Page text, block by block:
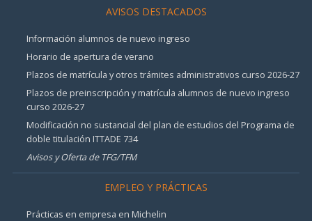
AVISOS DESTACADOS
Información alumnos de nuevo ingreso
Horario de apertura de verano
Plazos de matrícula y otros trámites administrativos curso 2026-27
Plazos de preinscripción y matrícula alumnos de nuevo ingreso
curso 2026-27
Modificación no sustancial del plan de estudios del Programa de
doble titulación ITTADE 734
Avisos y Oferta de TFG/TFM
EMPLEO Y PRÁCTICAS
Prácticas en empresa en Michelin